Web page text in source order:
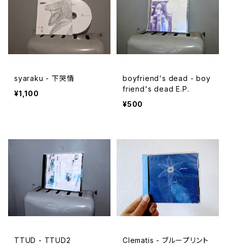
syaraku - 下哭情
¥1,100
boyfriend's dead - boy
friend's dead E.P.
¥500
TTUD - TTUD2
Clematis - ブループリント